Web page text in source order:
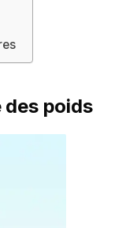
des poids